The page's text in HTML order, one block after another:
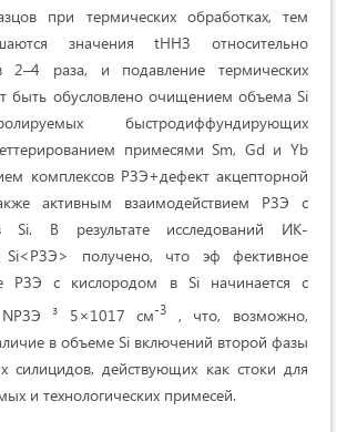
при термических обработках, тем
значения tННЗ относительно
2–4 раза, и подавление термических
быть обусловлено очищением объема Si
быстродиффундирующих
примесями Sm, Gd и Yb
комплексов РЗЭ+дефект акцепторной
активным взаимодействием РЗЭ с
Si. В результате исследований ИК-
Si<РЗЭ> получено, что эф фективное
РЗЭ с кислородом в Si начинается с
NРЗЭ ³ 5×1017 см-3
, что, возможно,
в объеме Si включений второй фазы
силицидов, действующих как стоки для
и технологических примесей.